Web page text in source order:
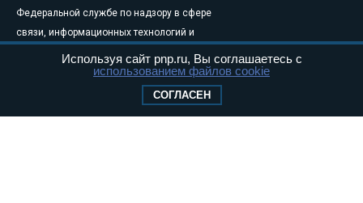
Федеральной службе по надзору в сфере
связи, информационных технологий и
августа 2011 года. 18+
Свидетельство о регистрации Эл № ФС77-
Используя сайт pnp.ru, Вы соглашаетесь с
использованием файлов cookie
СОГЛАСЕН